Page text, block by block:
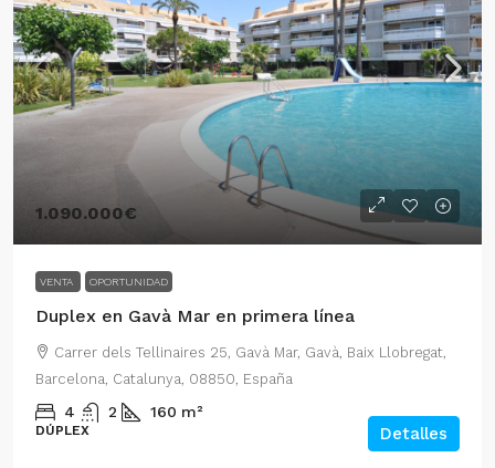
1.090.000€
VENTA OPORTUNIDAD
Duplex en Gavà Mar en primera línea
Carrer dels Tellinaires 25, Gavà Mar, Gavà, Baix Llobregat,
Barcelona, Catalunya, 08850, España
4 2 160 m²
DÚPLEX Detalles